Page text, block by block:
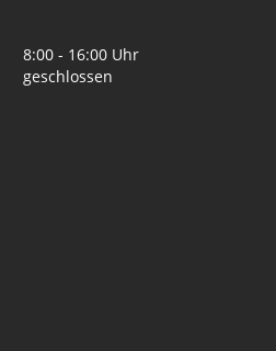
8:00 - 16:00 Uhr
geschlossen